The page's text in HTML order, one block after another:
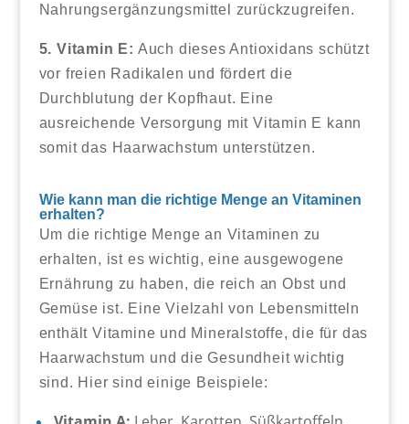
Nahrungsergänzungsmittel zurückzugreifen.
5. Vitamin E: Auch dieses Antioxidans schützt
vor freien Radikalen und fördert die
Durchblutung der Kopfhaut. Eine
ausreichende Versorgung mit Vitamin E kann
somit das Haarwachstum unterstützen.
Wie kann man die richtige Menge an Vitaminen
erhalten?
Um die richtige Menge an Vitaminen zu
erhalten, ist es wichtig, eine ausgewogene
Ernährung zu haben, die reich an Obst und
Gemüse ist. Eine Vielzahl von Lebensmitteln
enthält Vitamine und Mineralstoffe, die für das
Haarwachstum und die Gesundheit wichtig
sind. Hier sind einige Beispiele: